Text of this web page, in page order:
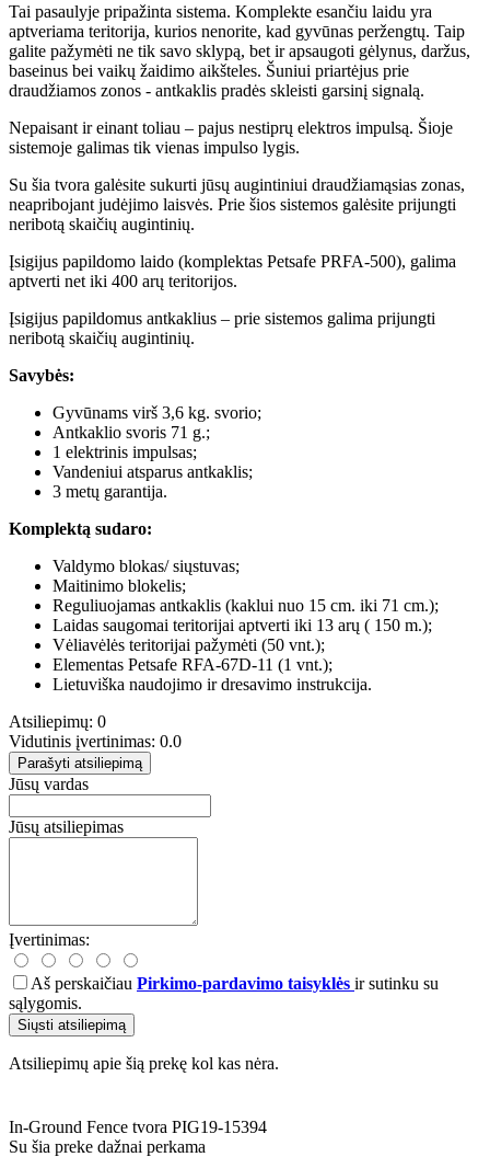
Tai pasaulyje pripažinta sistema. Komplekte esančiu laidu yra
aptveriama teritorija, kurios nenorite, kad gyvūnas peržengtų. Taip
galite pažymėti ne tik savo sklypą, bet ir apsaugoti gėlynus, daržus,
baseinus bei vaikų žaidimo aikšteles. Šuniui priartėjus prie
draudžiamos zonos - antkaklis pradės skleisti garsinį signalą.
Nepaisant ir einant toliau – pajus nestiprų elektros impulsą. Šioje
sistemoje galimas tik vienas impulso lygis.
Su šia tvora galėsite sukurti jūsų augintiniui draudžiamąsias zonas,
neapribojant judėjimo laisvės. Prie šios sistemos galėsite prijungti
neribotą skaičių augintinių.
Įsigijus papildomo laido (komplektas Petsafe PRFA-500), galima
aptverti net iki 400 arų teritorijos.
Įsigijus papildomus antkaklius – prie sistemos galima prijungti
neribotą skaičių augintinių.
Savybės:
Gyvūnams virš 3,6 kg. svorio;
Antkaklio svoris 71 g.;
1 elektrinis impulsas;
Vandeniui atsparus antkaklis;
3 metų garantija.
Komplektą sudaro:
Valdymo blokas/ siųstuvas;
Maitinimo blokelis;
Reguliuojamas antkaklis (kaklui nuo 15 cm. iki 71 cm.);
Laidas saugomai teritorijai aptverti iki 13 arų ( 150 m.);
Vėliavėlės teritorijai pažymėti (50 vnt.);
Elementas Petsafe RFA-67D-11 (1 vnt.);
Lietuviška naudojimo ir dresavimo instrukcija.
Atsiliepimų: 0
Vidutinis įvertinimas: 0.0
Parašyti atsiliepimą
Jūsų vardas
Jūsų atsiliepimas
Įvertinimas:
Aš perskaičiau Pirkimo-pardavimo taisyklės ir sutinku su
sąlygomis.
Siųsti atsiliepimą
Atsiliepimų apie šią prekę kol kas nėra.
In-Ground Fence tvora PIG19-15394
Su šia preke dažnai perkama